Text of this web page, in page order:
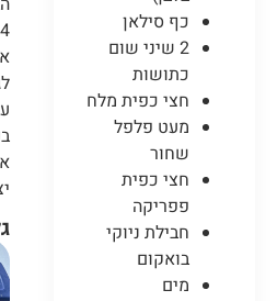
כף סילאן
2 שיני שום
כתושות
חצי כפית מלח
מעט פלפל
שחור
חצי כפית
פפריקה
חבילת ניוקי
בואקום
מים